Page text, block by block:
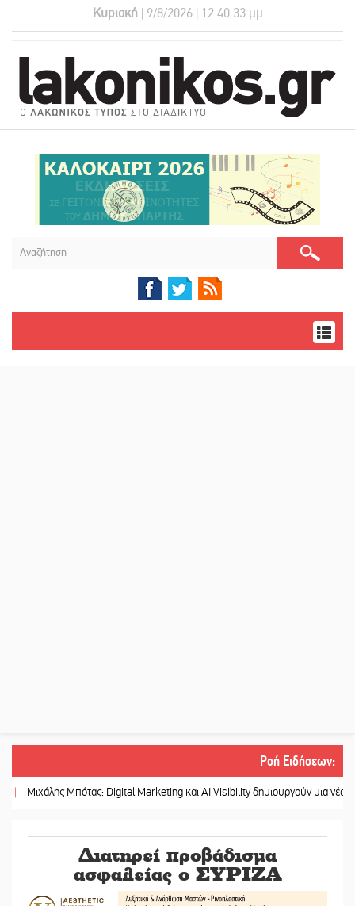
Κυριακή | 9/8/2026 | 12:40:33 μμ
Ροή Ειδήσεων:
Μπότας: Digital Marketing και AI Visibility δημιουργούν μια νέα αγορά
Διατηρεί προβάδισμα
ασφαλείας ο ΣΥΡΙΖΑ